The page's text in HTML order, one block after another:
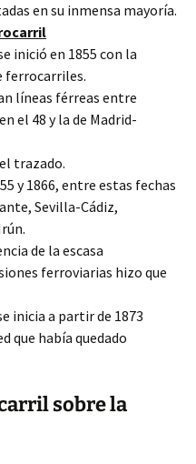
en su inmensa mayoría.
inició en 1855 con la
ferrocarriles.
líneas férreas entre
el 48 y la de Madrid-
trazado.
y 1866, entre estas fechas
Sevilla-Cádiz,
de la escasa
ferroviarias hizo que
inicia a partir de 1873
que había quedado
sobre la